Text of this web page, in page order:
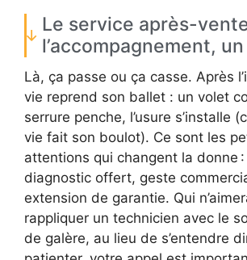
Le service après-
l’accompagnement,
Là, ça passe ou ça casse. Après
vie reprend son ballet : un volet
serrure penche, l’usure s’installe
vie fait son boulot). Ce sont les
attentions qui changent la donne :
diagnostic offert, geste
extension de garantie. Qui
rappliquer un technicien avec le
de galère, au lieu de s’entendre